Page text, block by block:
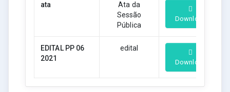
ata
Ata da
Sessão
Pública
Download
EDITAL PP 06
2021
edital
Download